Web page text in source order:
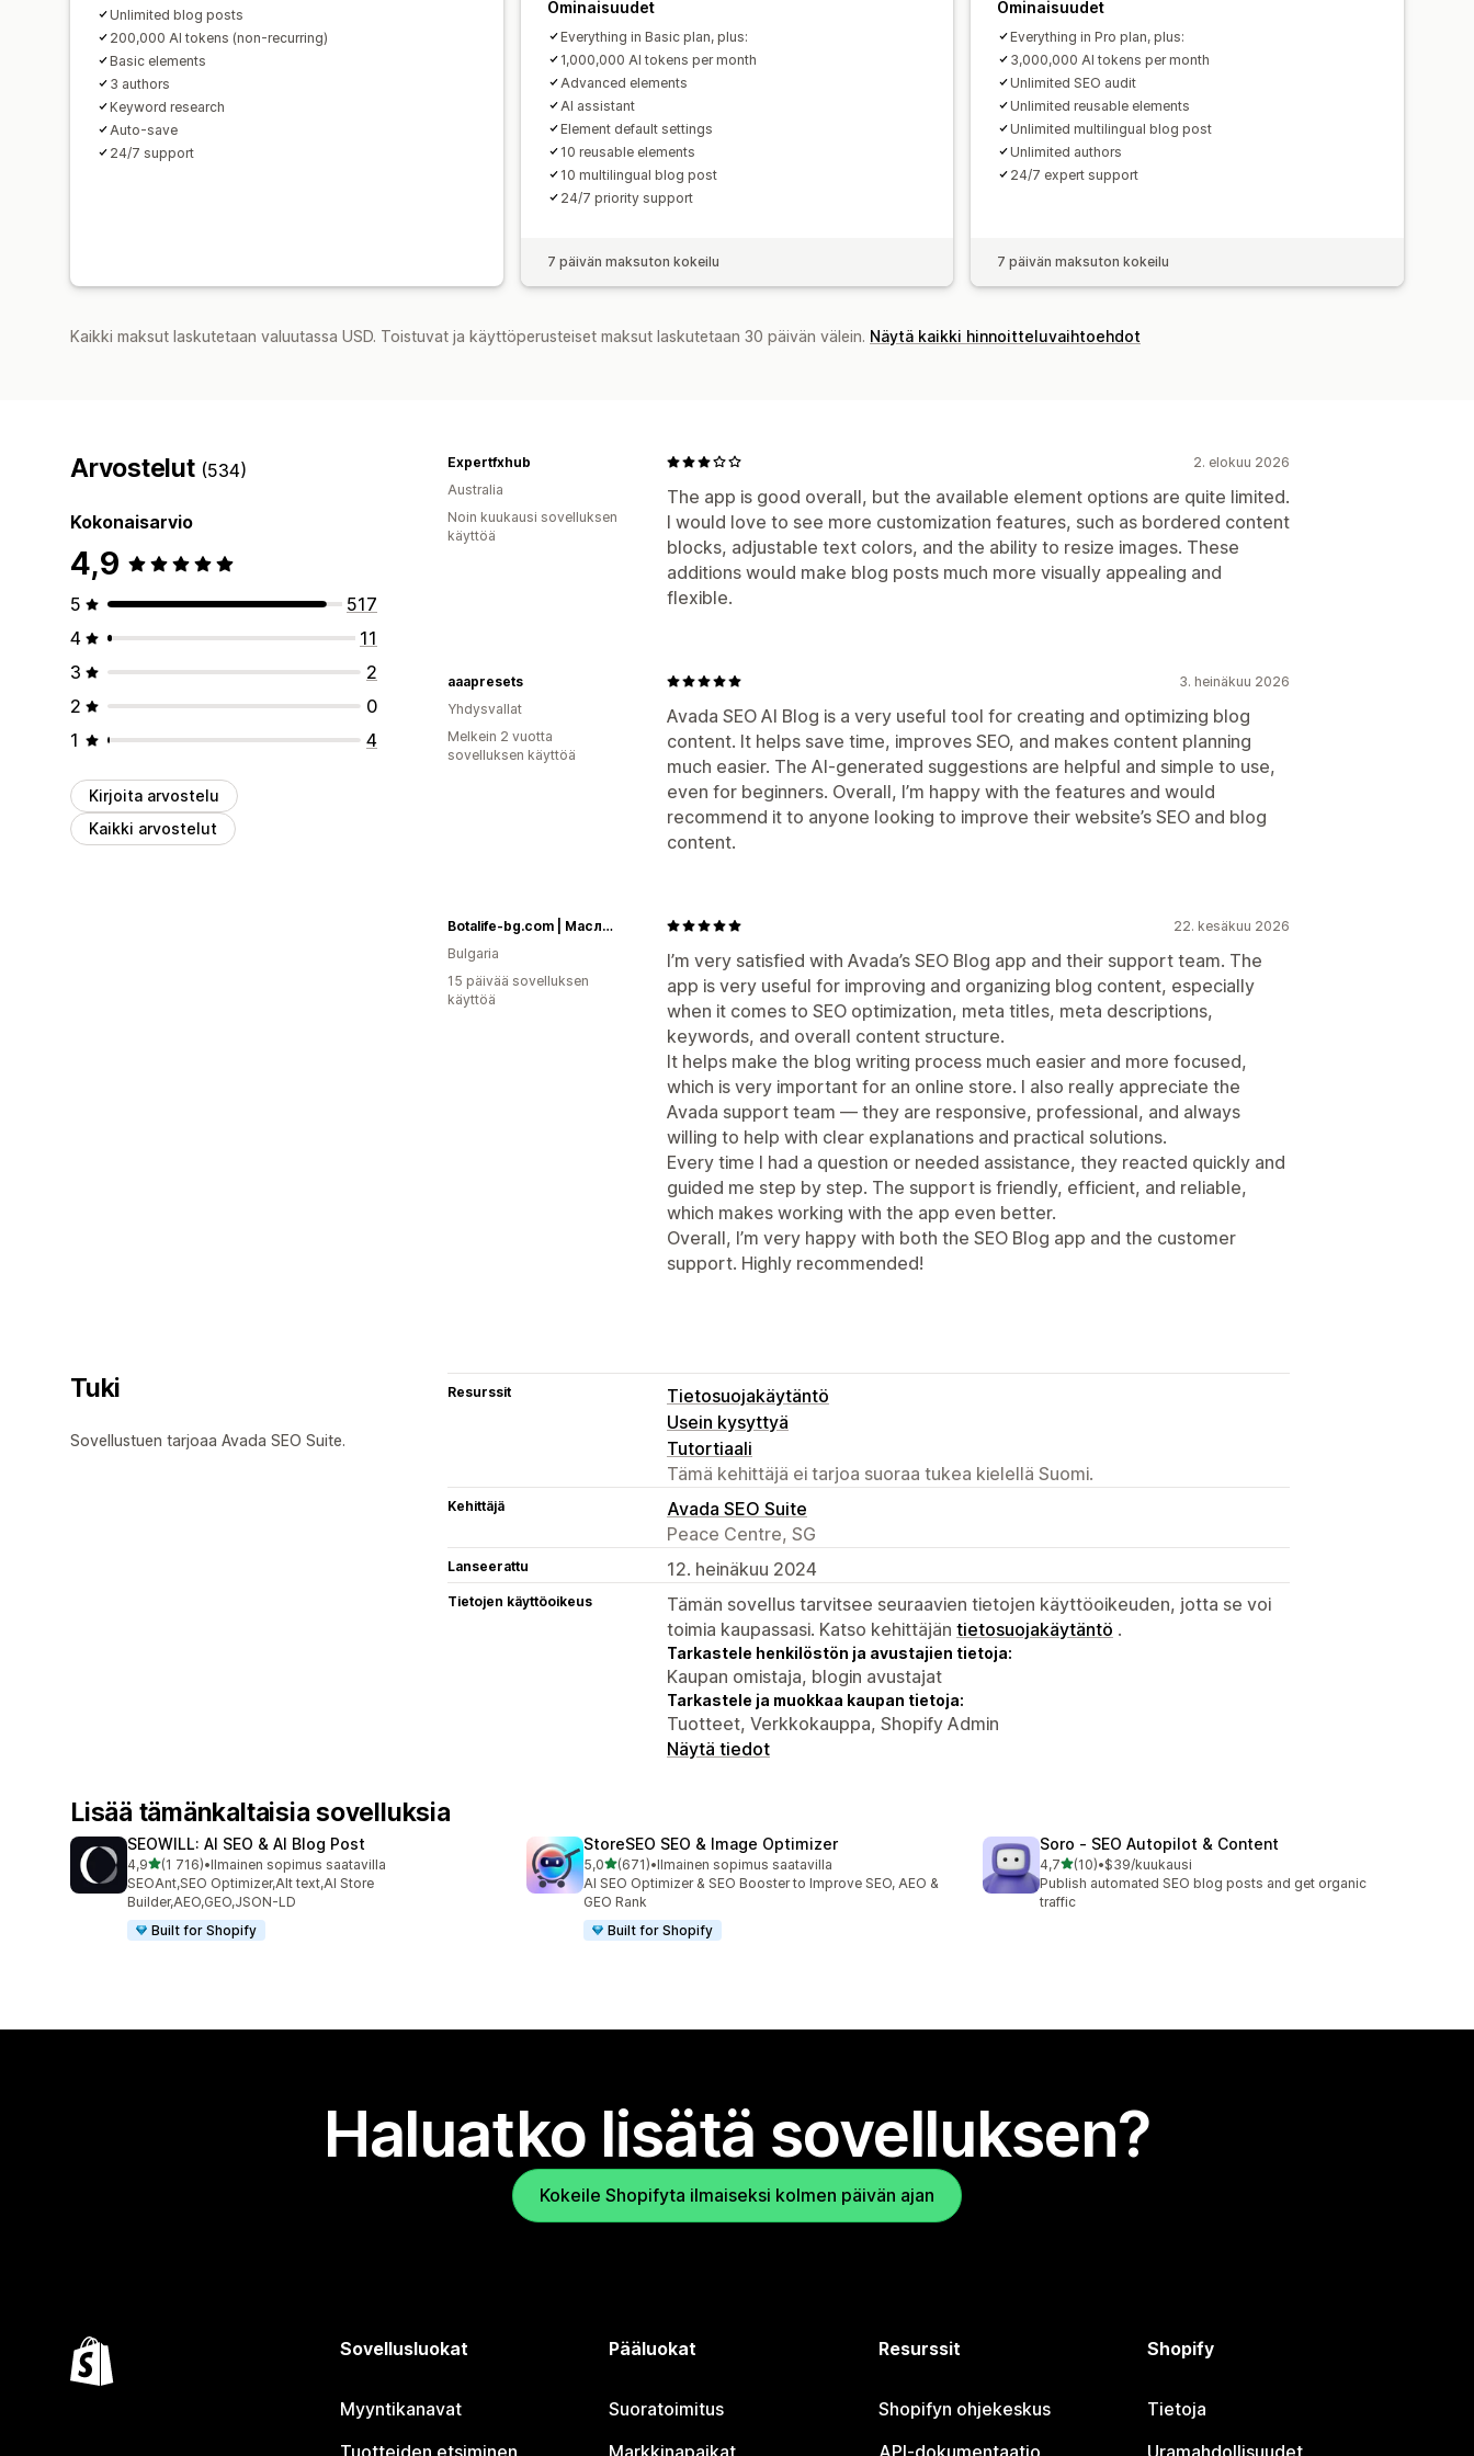
Unlimited blog posts
200,000 AI tokens (non-recurring)
Basic elements
3 authors
Keyword research
Auto-save
24/7 support
Ominaisuudet
Everything in Basic plan, plus:
1,000,000 AI tokens per month
Advanced elements
AI assistant
Element default settings
10 reusable elements
10 multilingual blog post
24/7 priority support
7 päivän maksuton kokeilu
Ominaisuudet
Everything in Pro plan, plus:
3,000,000 AI tokens per month
Unlimited SEO audit
Unlimited reusable elements
Unlimited multilingual blog post
Unlimited authors
24/7 expert support
7 päivän maksuton kokeilu
Kaikki maksut laskutetaan valuutassa USD. Toistuvat ja käyttöperusteiset maksut laskutetaan 30 päivän välein. Näytä kaikki hinnoitteluvaihtoehdot
Arvostelut (534)
Kokonaisarvio
4,9
5
517
4
11
3
2
2
0
1
4
Kirjoita arvostelu
Kaikki arvostelut
2. elokuu 2026
The app is good overall, but the available element options are quite limited.
I would love to see more customization features, such as bordered content
blocks, adjustable text colors, and the ability to resize images. These
additions would make blog posts much more visually appealing and
flexible.
Expertfxhub
Australia
Noin kuukausi sovelluksen
käyttöä
3. heinäkuu 2026
Avada SEO AI Blog is a very useful tool for creating and optimizing blog
content. It helps save time, improves SEO, and makes content planning
much easier. The AI-generated suggestions are helpful and simple to use,
even for beginners. Overall, I’m happy with the features and would
recommend it to anyone looking to improve their website’s SEO and blog
content.
aaapresets
Yhdysvallat
Melkein 2 vuotta
sovelluksen käyttöä
22. kesäkuu 2026
I’m very satisfied with Avada’s SEO Blog app and their support team. The
app is very useful for improving and organizing blog content, especially
when it comes to SEO optimization, meta titles, meta descriptions,
keywords, and overall content structure.
It helps make the blog writing process much easier and more focused,
which is very important for an online store. I also really appreciate the
Avada support team — they are responsive, professional, and always
willing to help with clear explanations and practical solutions.
Every time I had a question or needed assistance, they reacted quickly and
guided me step by step. The support is friendly, efficient, and reliable,
which makes working with the app even better.
Overall, I’m very happy with both the SEO Blog app and the customer
support. Highly recommended!
Botalife-bg.com | Масло от черен кимион | Терапевтични масла I Висок клас сертифицирани етерични и растителни масла
Bulgaria
15 päivää sovelluksen
käyttöä
Tuki
Sovellustuen tarjoaa Avada SEO Suite.
Resurssit
Tietosuojakäytäntö
Usein kysyttyä
Tutortiaali
Tämä kehittäjä ei tarjoa suoraa tukea kielellä Suomi.
Kehittäjä
Avada SEO Suite
Peace Centre, SG
Lanseerattu 12. heinäkuu 2024
Tietojen käyttöoikeus
Tämän sovellus tarvitsee seuraavien tietojen käyttöoikeuden, jotta se voi
toimia kaupassasi. Katso kehittäjän tietosuojakäytäntö .
Tarkastele henkilöstön ja avustajien tietoja:
Kaupan omistaja, blogin avustajat
Tarkastele ja muokkaa kaupan tietoja:
Tuotteet, Verkkokauppa, Shopify Admin
Näytä tiedot
Lisää tämänkaltaisia sovelluksia
SEOWILL: AI SEO & AI Blog Post
4,9/ 5 tähteä
(1 716)
1716 arvostelua yhteensä
•Ilmainen sopimus saatavilla
SEOAnt,SEO Optimizer,Alt text,AI Store
Builder,AEO,GEO,JSON-LD
Built for Shopify
StoreSEO SEO & Image Optimizer
5,0/ 5 tähteä
(671)
671 arvostelua yhteensä
•Ilmainen sopimus saatavilla
AI SEO Optimizer & SEO Booster to Improve SEO, AEO &
GEO Rank
Built for Shopify
Soro ‑ SEO Autopilot & Content
4,7/ 5 tähteä
(10)
10 arvostelua yhteensä
•$39/kuukausi
Publish automated SEO blog posts and get organic
traffic
Haluatko lisätä sovelluksen?
Kokeile Shopifyta ilmaiseksi kolmen päivän ajan
Sovellusluokat
Myyntikanavat
Pääluokat
Suoratoimitus
Resurssit
Shopifyn ohjekeskus
Shopify
Tietoja